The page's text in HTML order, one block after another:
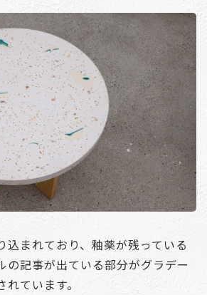
込まれており、釉薬が残っている
の記事が出ている部分がグラデー
ています。